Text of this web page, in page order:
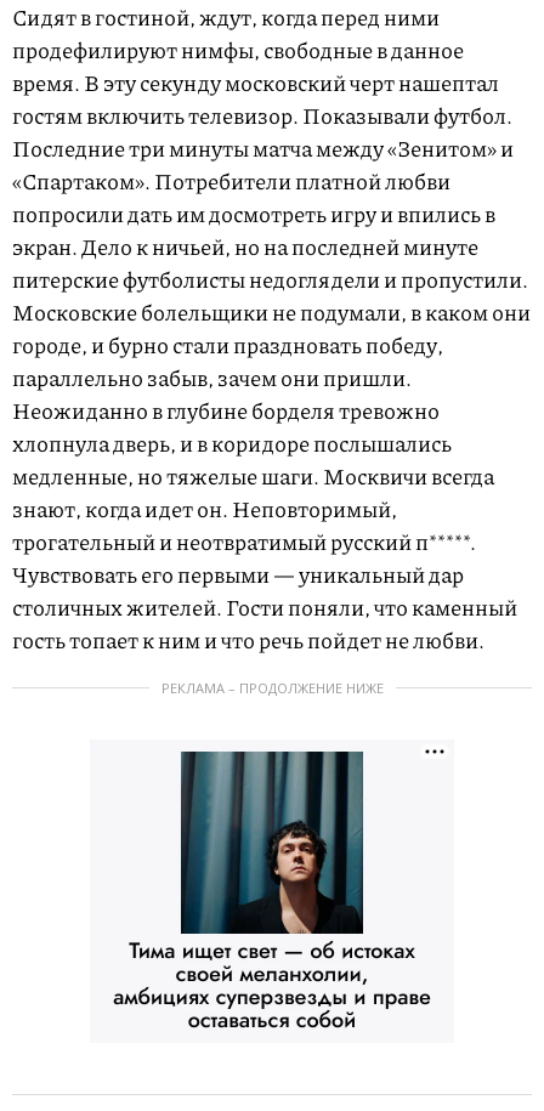
Сидят в гостиной, ждут, когда перед ними
продефилируют нимфы, свободные в данное
время. В эту секунду московский черт нашептал
гостям включить телевизор. Показывали футбол.
Последние три минуты матча между «Зенитом» и
«Спартаком». Потребители платной любви
попросили дать им досмотреть игру и впились в
экран. Дело к ничьей, но на последней минуте
питерские футболисты недоглядели и пропустили.
Московские болельщики не подумали, в каком они
городе, и бурно стали праздновать победу,
параллельно забыв, зачем они пришли.
Неожиданно в глубине борделя тревожно
хлопнула дверь, и в коридоре послышались
медленные, но тяжелые шаги. Москвичи всегда
знают, когда идет он. Неповторимый,
трогательный и неотвратимый русский п*****.
Чувствовать его первыми — уникальный дар
столичных жителей. Гости поняли, что каменный
гость топает к ним и что речь пойдет не любви.
РЕКЛАМА – ПРОДОЛЖЕНИЕ НИЖЕ